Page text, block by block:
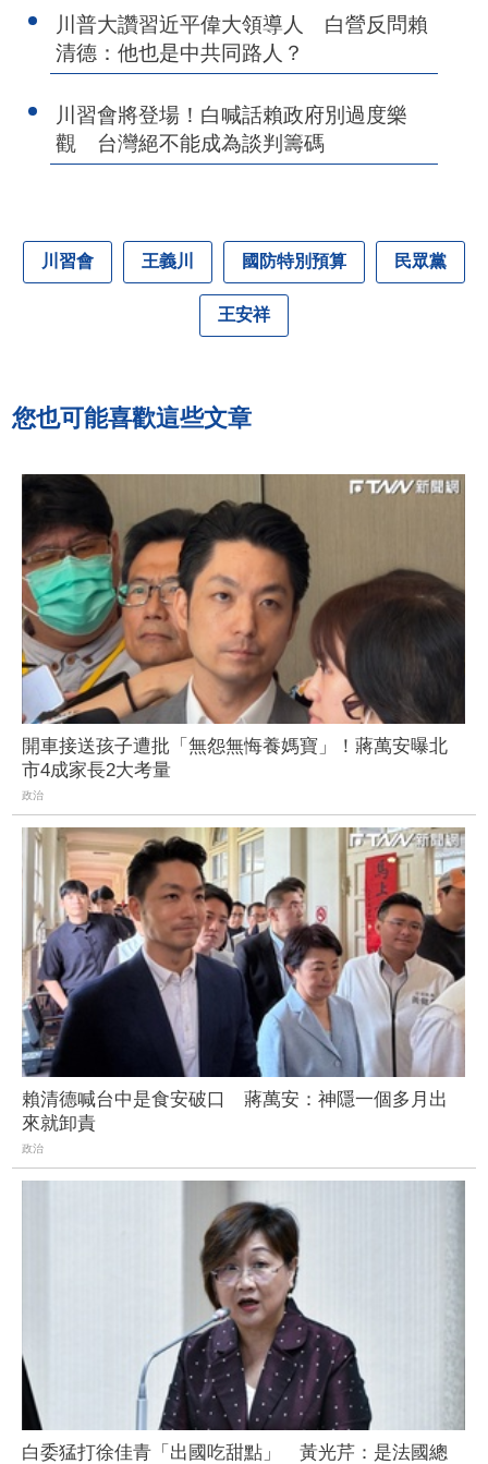
川普大讚習近平偉大領導人 白營反問賴
清德：他也是中共同路人？
川習會將登場！白喊話賴政府別過度樂
觀 台灣絕不能成為談判籌碼
川習會 王義川 國防特別預算 民眾黨
王安祥
您也可能喜歡這些文章
開車接送孩子遭批「無怨無悔養媽寶」！蔣萬安曝北
市4成家長2大考量
政治
賴清德喊台中是食安破口 蔣萬安：神隱一個多月出
來就卸責
政治
白委猛打徐佳青「出國吃甜點」 黃光芹：是法國總